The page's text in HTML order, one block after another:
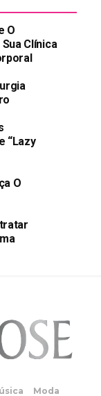
O
Clínica
“Lazy
O
Moda